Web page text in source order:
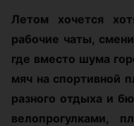
Летом хочется
рабочие чаты,
где вместо шума
мяч на спортивной
разного отдыха и
велопрогулками,